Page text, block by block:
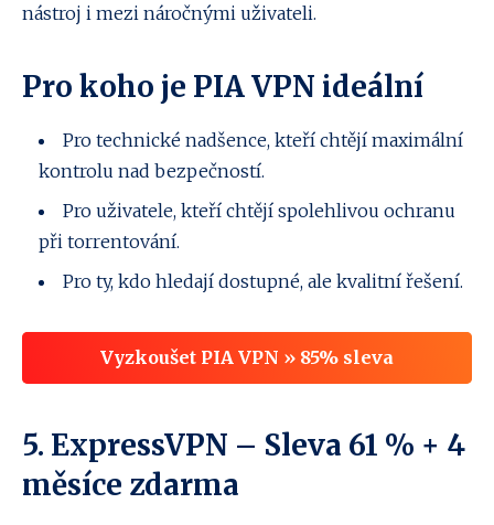
nástroj i mezi náročnými uživateli.
Pro koho je PIA VPN ideální
Pro technické nadšence, kteří chtějí maximální
kontrolu nad bezpečností.
Pro uživatele, kteří chtějí spolehlivou ochranu
při torrentování.
Pro ty, kdo hledají dostupné, ale kvalitní řešení.
Vyzkoušet PIA VPN » 85% sleva
5. ExpressVPN – Sleva 61 % + 4
měsíce zdarma